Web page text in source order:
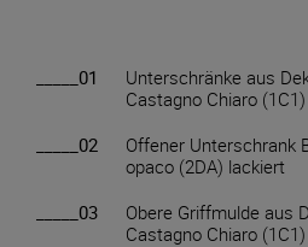
_____01
Unterschränke aus
Castagno Chiaro (1C1)
_____02
Offener Unterschrank
opaco (2DA) lackiert
_____03
Obere Griffmulde aus
Castagno Chiaro (1C1)